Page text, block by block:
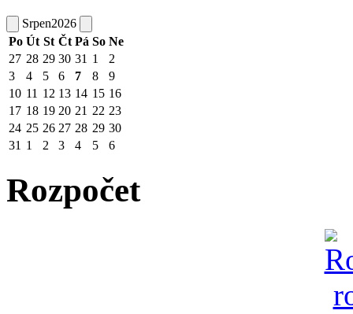
Srpen2026
Po Út St Čt Pá So Ne
27 28 29 30 31 1
2
3
4 5 6 7 8
9
10 11 12 13 14 15 16
17 18 19 20 21 22 23
24 25 26 27 28 29 30
31 1 2 3 4 5 6
Rozpočet